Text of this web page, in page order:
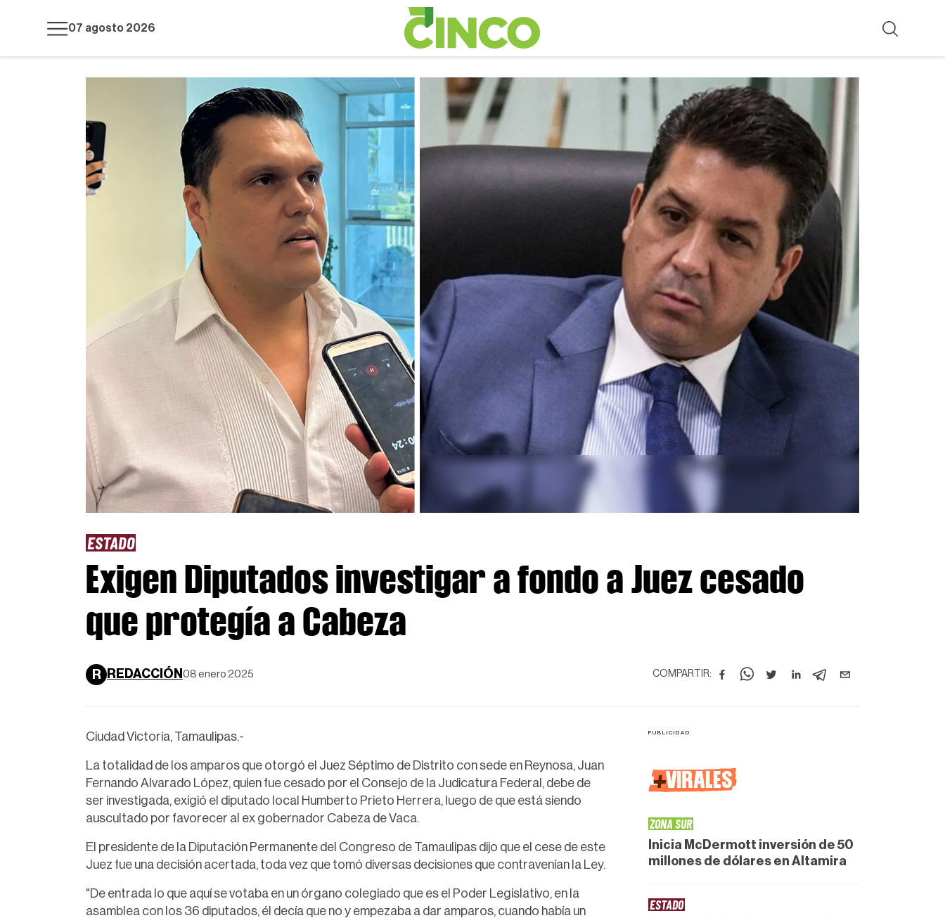
07 agosto 2026
ESTADO
Exigen Diputados investigar a fondo a Juez cesado
que protegía a Cabeza
R REDACCIÓN 08 enero 2025 COMPARTIR:
Ciudad Victoria, Tamaulipas.-
La totalidad de los amparos que otorgó el Juez Séptimo de Distrito con sede en Reynosa, Juan
Fernando Alvarado López, quien fue cesado por el Consejo de la Judicatura Federal, debe de
ser investigada, exigió el diputado local Humberto Prieto Herrera, luego de que está siendo
auscultado por favorecer al ex gobernador Cabeza de Vaca.
El presidente de la Diputación Permanente del Congreso de Tamaulipas dijo que el cese de este
Juez fue una decisión acertada, toda vez que tomó diversas decisiones que contravenían la Ley.
"De entrada lo que aquí se votaba en un órgano colegiado que es el Poder Legislativo, en la
asamblea con los 36 diputados, él decía que no y empezaba a dar amparos, cuando había un
+VIRALES
ZONA SUR
Inicia McDermott inversión de 50
millones de dólares en Altamira
ESTADO